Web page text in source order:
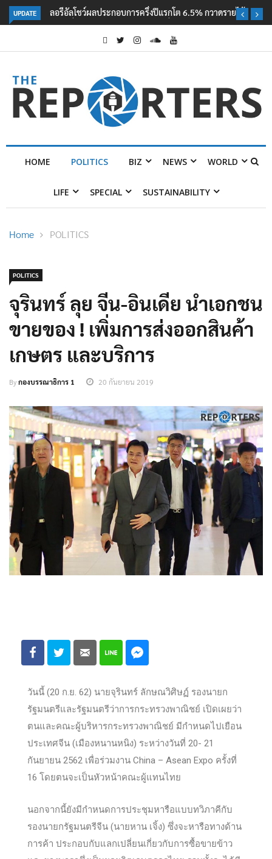
UPDATE
ลอรีอัลโชว์ผลประกอบการครึ่งปีแรกโต 6.5% กวาดรายได้ 2.3 หมื่นล้านยูโร
คว้าไลเซนส์ ‘กุชชี่’ 50 ปี พร้อมส่ง 4 แบรนด์ใหม่บุกตลาดไทย
POLITICS BIZ NEWS WORLD
POLITICS
จุรินทร์ ลุย จีน-อินเดีย นำเอกชน
ขายของ ! เพิ่มการส่งออกสินค้า
เกษตร และบริการ
Byกองบรรณาธิการ 1 20 กันยายน 2019
วันนี้ (20 ก.ย. 62) นายจุรินทร์ ลักษณวิศิษฏ์ รองนายก
รัฐมนตรีและรัฐมนตรีว่าการกระทรวงพาณิชย์ เปิดเผยว่า
ตนและคณะผู้บริหารกระทรวงพาณิชย์ มีกำหนดไปเยือน
ประเทศจีน (เมืองหนานหนิง) ระหว่างวันที่ 20- 21
กันยายน 2562 เพื่อร่วมงาน China – Asean Expo ครั้งที่
16 โดยตนจะเป็นหัวหน้าคณะผู้แทนไทย
นอกจากนี้ยังมีกำหนดการประชุมหารือแบบทวิภาคีกับ
รองนายกรัฐมนตรีจีน (นายหาน เจิ้ง) ซึ่งจะหารือทางด้าน